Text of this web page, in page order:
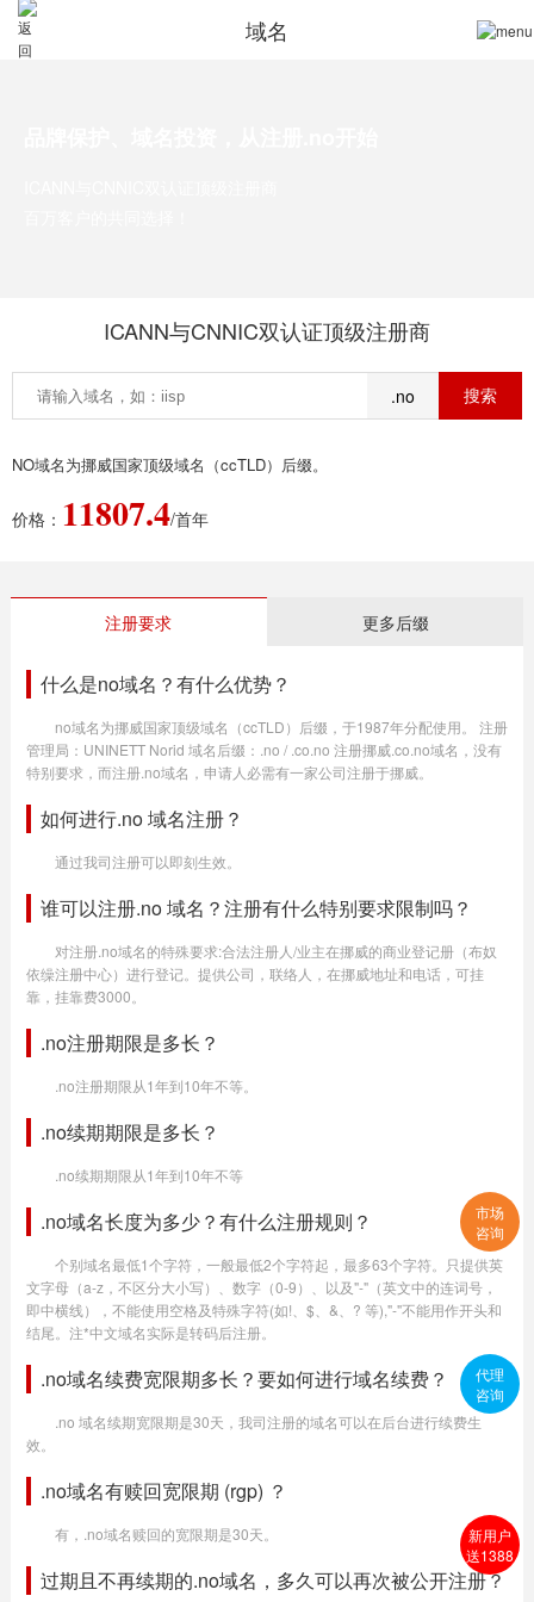
域名
ICANN与CNNIC双认证顶级注册商
.no
NO域名为挪威国家顶级域名（ccTLD）后缀。
价格： 11807.4/首年
注册要求 更多后缀
什么是no域名？有什么优势？
no域名为挪威国家顶级域名（ccTLD）后缀，于1987年分配使用。 注册
管理局：UNINETT Norid 域名后缀：.no / .co.no 注册挪威.co.no域名，没有
特别要求，而注册.no域名，申请人必需有一家公司注册于挪威。
如何进行.no 域名注册？
通过我司注册可以即刻生效。
谁可以注册.no 域名？注册有什么特别要求限制吗？
对注册.no域名的特殊要求:合法注册人/业主在挪威的商业登记册（布奴
依缲注册中心）进行登记。提供公司，联络人，在挪威地址和电话，可挂
靠，挂靠费3000。
.no注册期限是多长？
.no注册期限从1年到10年不等。
.no续期期限是多长？
.no续期期限从1年到10年不等
.no域名长度为多少？有什么注册规则？
个别域名最低1个字符，一般最低2个字符起，最多63个字符。只提供英
文字母（a-z，不区分大小写）、数字（0-9）、以及"-"（英文中的连词号，
即中横线），不能使用空格及特殊字符(如!、$、&、? 等),"-"不能用作开头和
结尾。注*中文域名实际是转码后注册。
.no域名续费宽限期多长？要如何进行域名续费？
.no 域名续期宽限期是30天，我司注册的域名可以在后台进行续费生
效。
.no域名有赎回宽限期 (rgp) ？
有，.no域名赎回的宽限期是30天。
过期且不再续期的.no域名，多久可以再次被公开注册？
市场
咨询
代理
咨询
新用户
送1388